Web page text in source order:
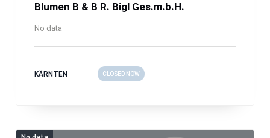
Blumen B & B R. Bigl Ges.m.b.H.
No data
KÄRNTEN CLOSED NOW